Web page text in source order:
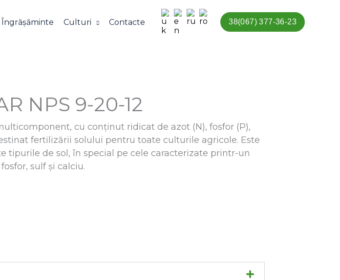
Îngrășăminte Culturi Contacte 38(067) 377-36-23
NPS 9-20-12
cu conținut ridicat de azot (N), fosfor (P),
fertilizării solului pentru toate culturile agricole. Este
tipurile de sol, în special pe cele caracterizate printr-un
sulf și calciu.